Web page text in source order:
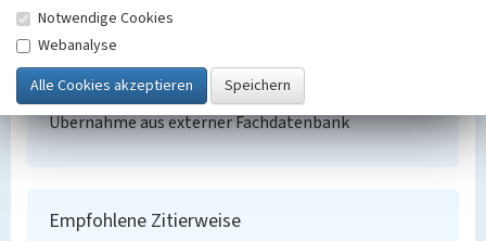
Denkmalpflege
Erfassungsmaßstab
Keine Angabe
Erfassungsmethode
Übernahme aus externer Fachdatenbank
Empfohlene Zitierweise
Notwendige Cookies
Webanalyse